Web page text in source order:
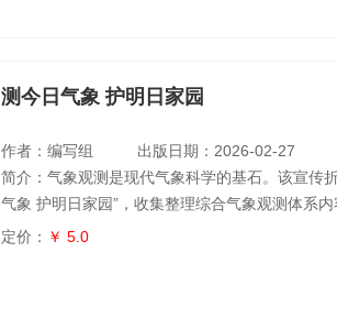
测今日气象 护明日家园
作者：编写组
出版日期：2026-02-27
简介：气象观测是现代气象科学的基石。该宣传
气象 护明日家园”，收集整理综合气象观测体系
测编织精密数据网络；雷达观测洞悉强对流风云
定价： ￥ 5.0